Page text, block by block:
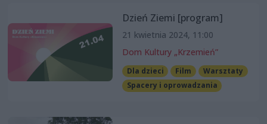
Dzień Ziemi [program]
21 kwietnia 2024, 11:00
Dom Kultury „Krzemień”
Dla dzieci Film
Warsztaty
Spacery i oprowadzania